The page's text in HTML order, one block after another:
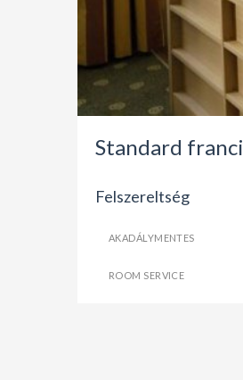
Standard
Felszereltség
AKADÁLYMENTES
ROOM SERVICE